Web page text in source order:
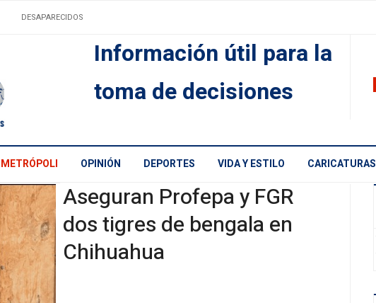
DESAPARECIDOS
Información útil para la
toma de decisiones
METRÓPOLI OPINIÓN DEPORTES VIDA Y ESTILO CARICATURAS
Aseguran Profepa y FGR
dos tigres de bengala en
Chihuahua